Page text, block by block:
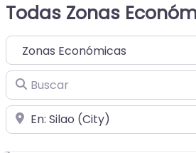
Todas Zonas
Seleccionar el formulario de
Buscar
Cerca de